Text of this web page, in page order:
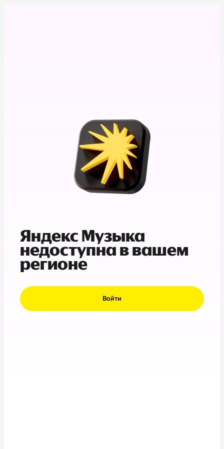
Яндекс Музыка
недоступна в вашем
регионе
Войти